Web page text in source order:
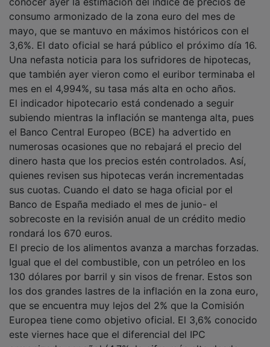
consumo armonizado de la zona euro del mes de
mayo, que se mantuvo en máximos históricos con el
3,6%. El dato oficial se hará público el próximo día 16.
Una nefasta noticia para los sufridores de hipotecas,
que también ayer vieron como el euribor terminaba el
mes en el 4,994%, su tasa más alta en ocho años.
El indicador hipotecario está condenado a seguir
subiendo mientras la inflación se mantenga alta, pues
el Banco Central Europeo (BCE) ha advertido en
numerosas ocasiones que no rebajará el precio del
dinero hasta que los precios estén controlados. Así,
quienes revisen sus hipotecas verán incrementadas
sus cuotas. Cuando el dato se haga oficial por el
Banco de España mediado el mes de junio- el
sobrecoste en la revisión anual de un crédito medio
rondará los 670 euros.
El precio de los alimentos avanza a marchas forzadas.
Igual que el del combustible, con un petróleo en los
130 dólares por barril y sin visos de frenar. Estos son
los dos grandes lastres de la inflación en la zona euro,
que se encuentra muy lejos del 2% que la Comisión
Europea tiene como objetivo oficial. El 3,6% conocido
este viernes hace que el diferencial del IPC
armonizado español (4,7%, la cifra más alta desde